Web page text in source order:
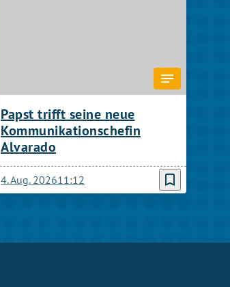
Papst trifft seine neue
Kommunikationschefin
Alvarado
4. Aug. 202611:12 bookmark_border